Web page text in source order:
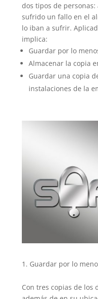
dos tipos de
sufrido un fallo en el
lo iban a sufrir.
implica:
Guardar por lo
Almacenar la copia
Guardar una copia
instalaciones de la
Guardar por lo
Con tres copias de los